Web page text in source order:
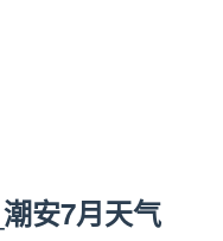
安7月天气